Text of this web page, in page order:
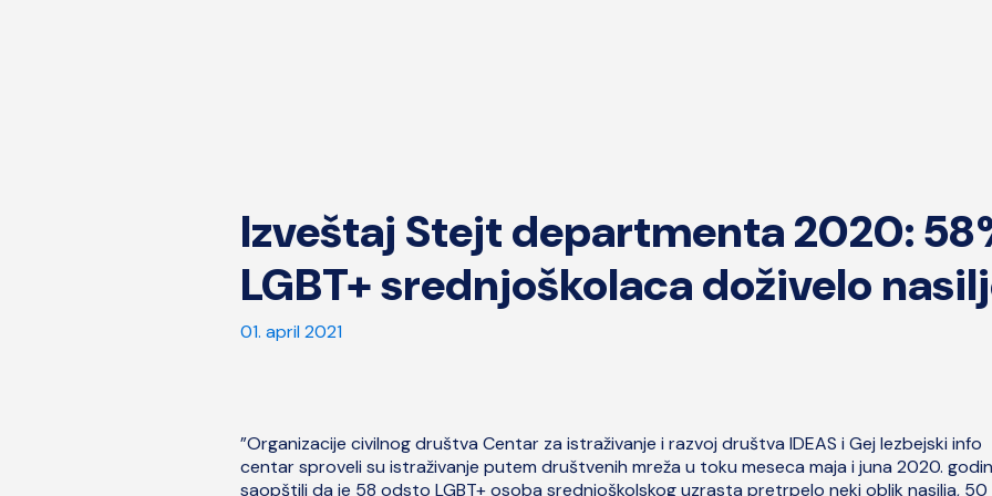
Izveštaj Stejt departmenta 2020:
LGBT+ srednjoškolaca doživelo
01. april 2021
”Organizacije civilnog društva Centar za istraživanje i razvoj društva IDEAS i Gej lezbejski info
centar sproveli su istraživanje putem društvenih mreža u toku meseca maja i juna 2020.
saopštili da je 58 odsto LGBT+ osoba srednjoškolskog uzrasta pretrpelo neki oblik nasilja, 50